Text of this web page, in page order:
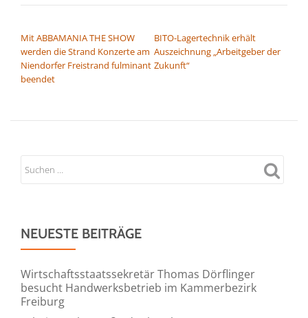
Mit ABBAMANIA THE SHOW
werden die Strand Konzerte am
Niendorfer Freistrand fulminant
beendet
BITO-Lagertechnik erhält
Auszeichnung „Arbeitgeber der
Zukunft“
NEUESTE BEITRÄGE
Wirtschaftsstaatssekretär Thomas Dörflinger
besucht Handwerksbetrieb im Kammerbezirk
Freiburg